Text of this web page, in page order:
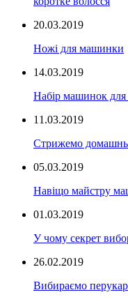
20.03.2019
Ножі для машинки
14.03.2019
Набір машинок
11.03.2019
Стрижемо
05.03.2019
Навіщо майстру
01.03.2019
У чому секрет
26.02.2019
Вибираємо